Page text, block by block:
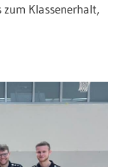
Klassenerhalt,